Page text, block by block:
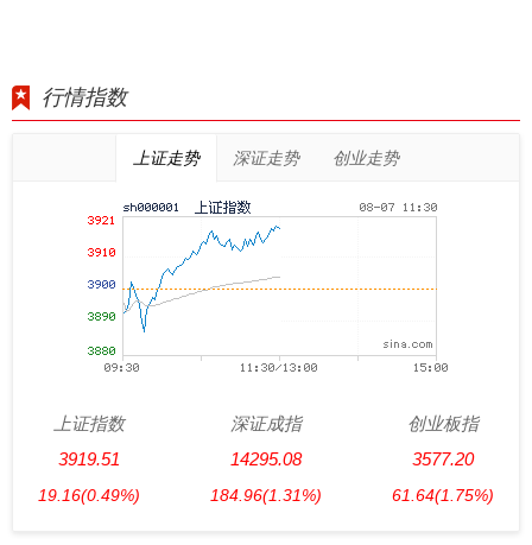
行情指数
上证走势 深证走势 创业走势
上证指数
3919.51
19.16(0.49%)
深证成指
14295.08
184.96(1.31%)
创业板指
3577.20
61.64(1.75%)